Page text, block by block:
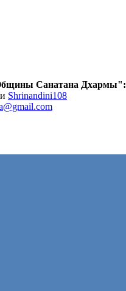
Санатана Дхармы":
Shrinandini108